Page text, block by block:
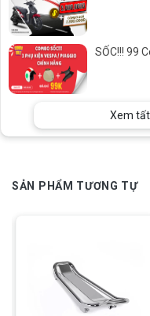
SỐC!!! 99
Xem
SẢN PHẨM TƯƠNG TỰ